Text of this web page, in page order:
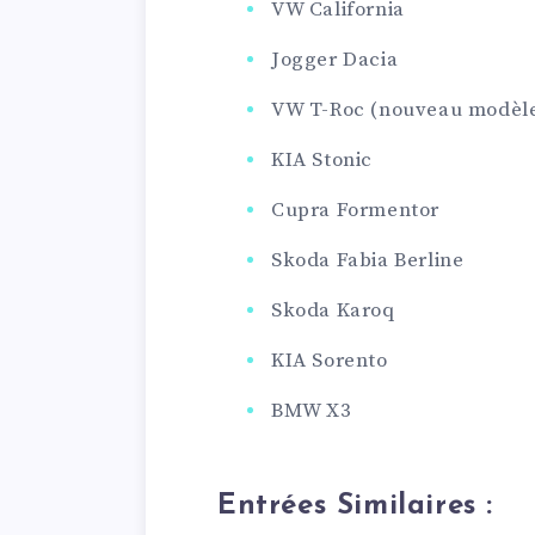
VW California
Jogger Dacia
VW T-Roc (nouveau
KIA Stonic
Cupra Formentor
Skoda Fabia Berline
Skoda Karoq
KIA Sorento
BMW X3
Entrées Similaires :